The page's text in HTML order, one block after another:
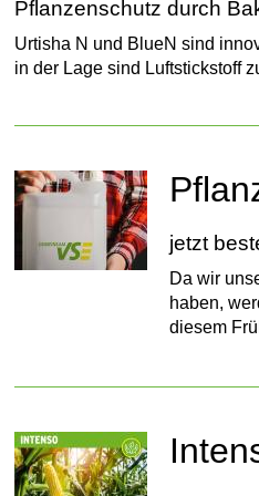
Pflanzenschutz durch
Urtisha N und BlueN sind
in der Lage sind Luftstickstoff
jetzt
Da wir
haben,
diesem